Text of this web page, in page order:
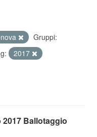
Gruppi:
2017
Ballotaggio